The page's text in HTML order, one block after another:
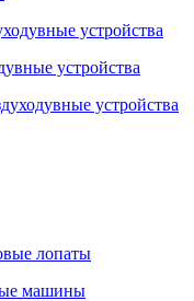
устройства
устройства
устройства
лопаты
машины